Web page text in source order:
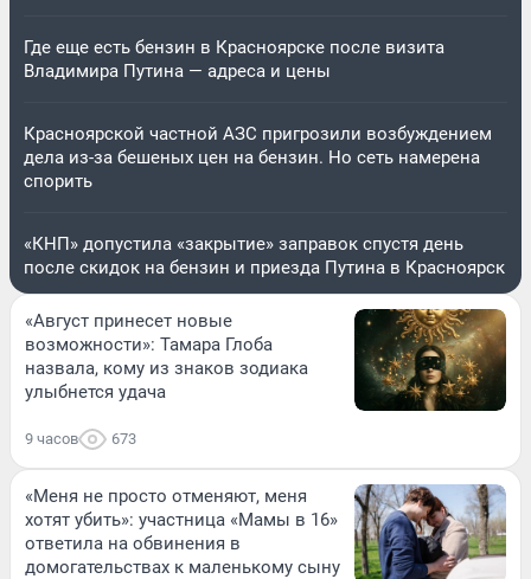
Где еще есть бензин в Красноярске после визита
Владимира Путина — адреса и цены
Красноярской частной АЗС пригрозили возбуждением
дела из-за бешеных цен на бензин. Но сеть намерена
спорить
«КНП» допустила «закрытие» заправок спустя день
после скидок на бензин и приезда Путина в Красноярск
«Август принесет новые
возможности»: Тамара Глоба
назвала, кому из знаков зодиака
улыбнется удача
9 часов 673
«Меня не просто отменяют, меня
хотят убить»: участница «Мамы в 16»
ответила на обвинения в
домогательствах к маленькому сыну